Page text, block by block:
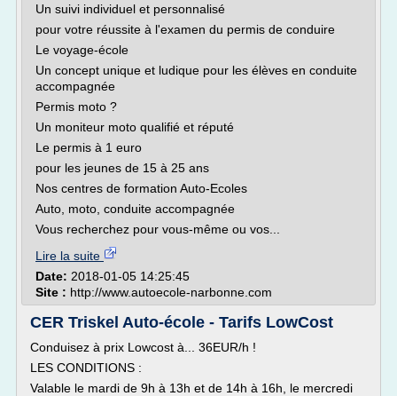
Un suivi individuel et personnalisé
pour votre réussite à l'examen du permis de conduire
Le voyage-école
Un concept unique et ludique pour les élèves en conduite
accompagnée
Permis moto ?
Un moniteur moto qualifié et réputé
Le permis à 1 euro
pour les jeunes de 15 à 25 ans
Nos centres de formation Auto-Ecoles
Auto, moto, conduite accompagnée
Vous recherchez pour vous-même ou vos...
Lire la suite
Date: 2018-01-05 14:25:45
Site : http://www.autoecole-narbonne.com
CER Triskel Auto-école - Tarifs LowCost
Conduisez à prix Lowcost à... 36EUR/h !
LES CONDITIONS :
Valable le mardi de 9h à 13h et de 14h à 16h, le mercredi